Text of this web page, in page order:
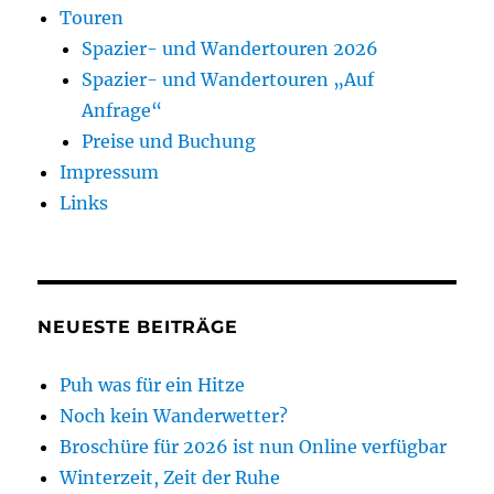
Touren
Spazier- und Wandertouren 2026
Spazier- und Wandertouren „Auf
Anfrage“
Preise und Buchung
Impressum
Links
NEUESTE BEITRÄGE
Puh was für ein Hitze
Noch kein Wanderwetter?
Broschüre für 2026 ist nun Online verfügbar
Winterzeit, Zeit der Ruhe